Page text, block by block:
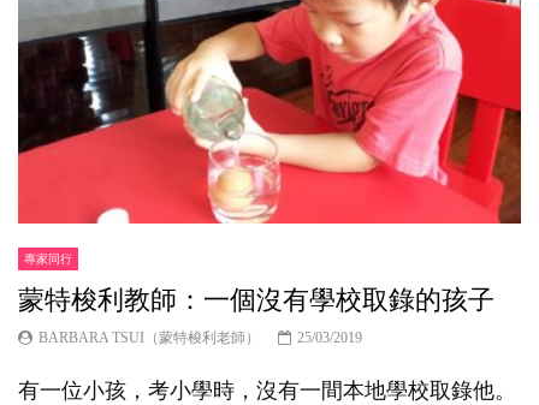
專家同行
蒙特梭利教師：一個沒有學校取錄的孩子
BARBARA TSUI（蒙特梭利老師） 25/03/2019
有一位小孩，考小學時，沒有一間本地學校取錄他。